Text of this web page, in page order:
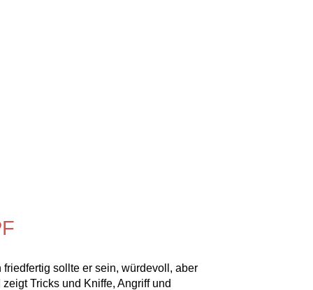
sollte er sein, würdevoll, aber
Tricks und Kniffe, Angriff und